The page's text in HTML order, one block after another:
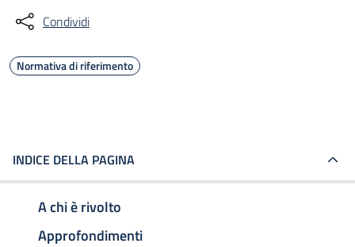
Condividi
Normativa di riferimento
INDICE DELLA PAGINA
A chi è rivolto
Approfondimenti